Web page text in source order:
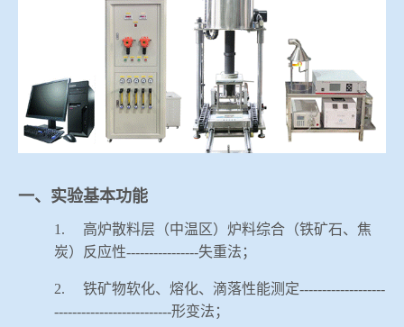
一、实验基本功能
1. 高炉散料层（中温区）炉料综合（铁矿石、焦
炭）反应性----------------失重法；
2. 铁矿物软化、熔化、滴落性能测定-------------------
--------------------------形变法；